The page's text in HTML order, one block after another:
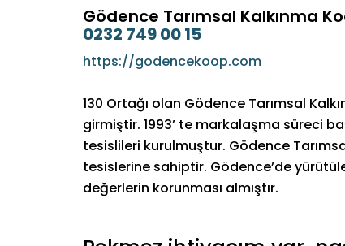
Gödence Tarımsal Kalkınma
0232 749 00 15
https://godencekoop.com
130 Ortağı olan Gödence Tarımsal
girmiştir. 1993’ te markalaşma süreci
tesislileri kurulmuştur. Gödence
tesislerine sahiptir. Gödence’de
değerlerin korunması almıştır.